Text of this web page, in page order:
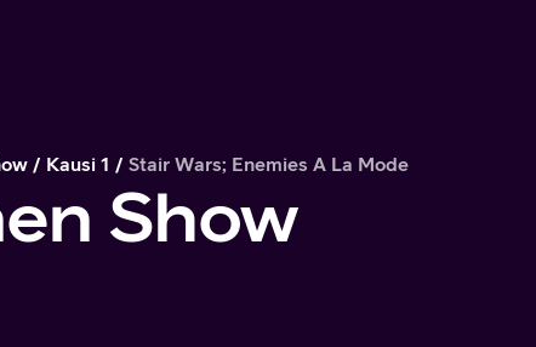
Kausi 1 Stair Wars; Enemies A La Mode
Show